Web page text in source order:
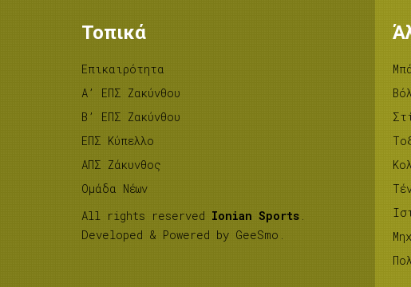
Τοπικά
Επικαιρότητα
A’ ΕΠΣ Ζακύνθου
B’ ΕΠΣ Ζακύνθου
ΕΠΣ Κύπελλο
ΑΠΣ Ζάκυνθος
Ομάδα Νέων
All rights reserved Ionian Sports .
Developed & Powered by GeeSmo .